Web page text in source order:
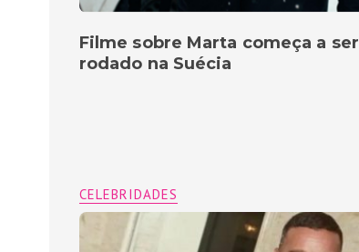
Filme sobre Marta começa a ser
rodado na Suécia
CELEBRIDADES